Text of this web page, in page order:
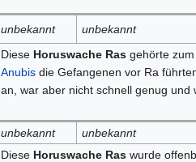
unbekannt unbekannt
Diese Horuswache Rasgehörte zum
Anubisdie Gefangenen vor Ra
an, war aber nicht schnell genug und
unbekannt unbekannt
Diese Horuswache Raswurde